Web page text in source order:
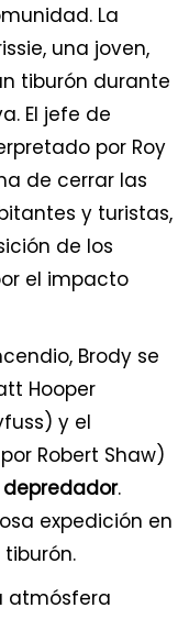
La
una joven,
tiburón durante
El jefe de
por Roy
de cerrar las
y turistas,
de los
el impacto
Brody se
Hooper
y el
Robert Shaw)
.
expedición en
atmósfera